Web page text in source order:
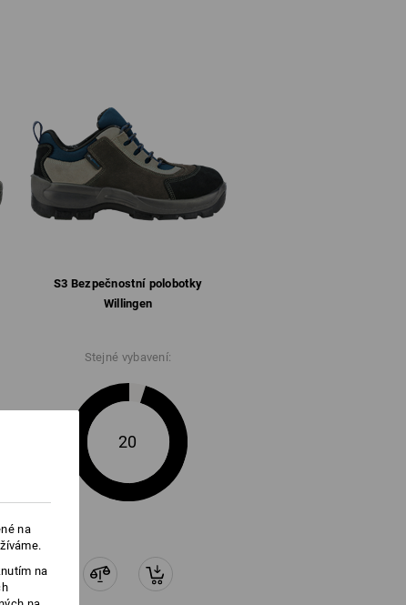
více informací.
S3 Bezpečnostní polobotky
Willingen
Stejné vybavení:
20
na
na